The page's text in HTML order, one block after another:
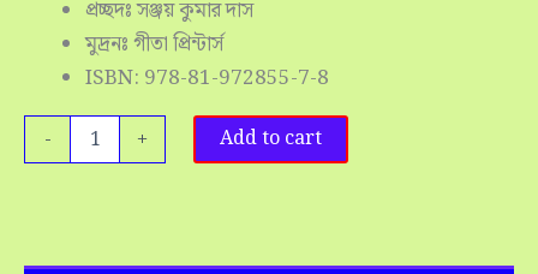
প্রচ্ছদঃ সঞ্জয় কুমার দাস
মুদ্রনঃ গীতা প্রিন্টার্স
ISBN: 978-81-972855-7-8
-
+ Add to cart